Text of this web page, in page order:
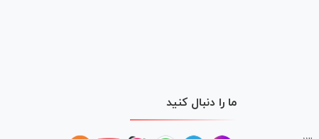
ما را دنبال کنید